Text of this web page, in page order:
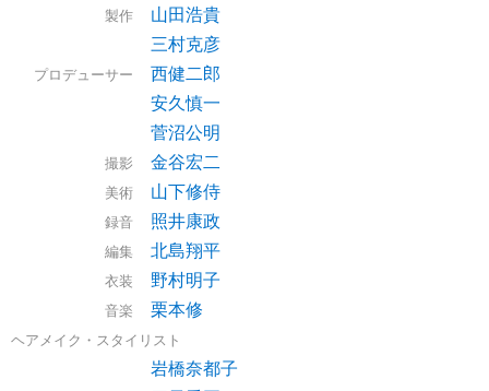
製作
山田浩貴
三村克彦
プロデューサー
西健二郎
安久慎一
菅沼公明
撮影 金谷宏二
美術 山下修侍
録音 照井康政
編集 北島翔平
衣装 野村明子
音楽 栗本修
ヘアメイク・スタイリスト
岩橋奈都子